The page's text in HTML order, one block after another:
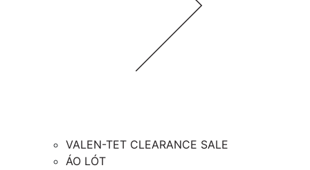
VALEN-TET CLEARANCE SALE
ÁO LÓT